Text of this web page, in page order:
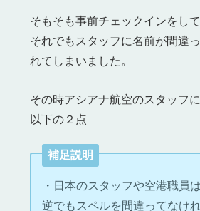
そもそも事前チェックインをし
それでもスタッフに名前が間違
れてしまいました。
その時アシアナ航空のスタッフ
以下の２点
補足説明
・日本のスタッフや空港職員
逆でもスペルを間違ってなけ